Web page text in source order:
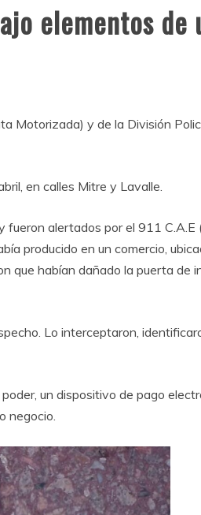
elementos de
Motorizada) y de la División
en calles Mitre y Lavalle.
alertados por el 911 C.A.E
producido en un comercio,
que habían dañado la puerta de
Lo interceptaron,
un dispositivo de pago
negocio.